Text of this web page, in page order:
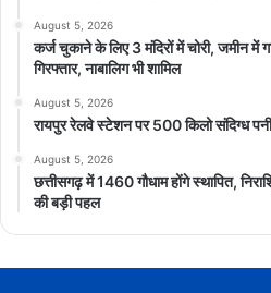
August 5, 2026
कर्ज चुकाने के लिए 3 मंदिरों में चोरी, जमीन में
गिरफ्तार, नाबालिग भी शामिल
August 5, 2026
रायपुर रेलवे स्टेशन पर 500 किलो संदिग्ध
August 5, 2026
छत्तीसगढ़ में 1460 गौधाम होंगे स्थापित,
की बड़ी पहल